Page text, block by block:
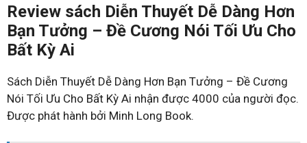
Review sách Diễn Thuyết Dễ Dàng Hơn
Bạn Tưởng – Đề Cương Nói Tối Ưu Cho
Bất Kỳ Ai
Sách Diễn Thuyết Dễ Dàng Hơn Bạn Tưởng – Đề Cương
Nói Tối Ưu Cho Bất Kỳ Ai nhận được 4000 của người đọc.
Được phát hành bởi Minh Long Book.